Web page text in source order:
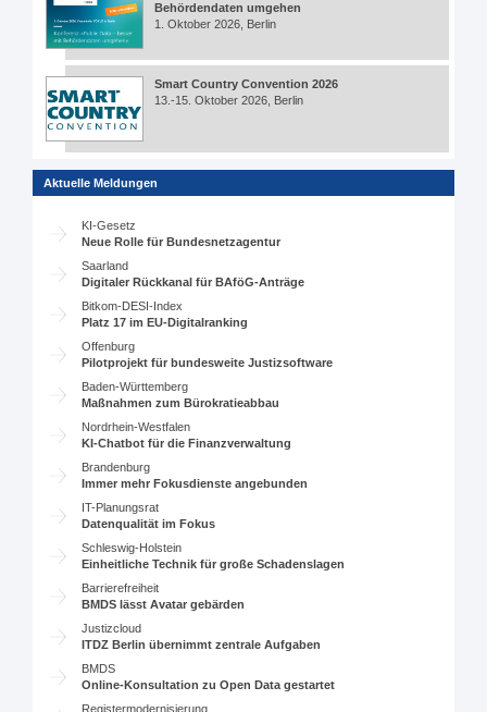
Behördendaten umgehen
1. Oktober 2026, Berlin
Smart Country Convention 2026
13.-15. Oktober 2026, Berlin
Aktuelle Meldungen
KI-Gesetz
Neue Rolle für Bundesnetzagentur
Saarland
Digitaler Rückkanal für BAföG-Anträge
Bitkom-DESI-Index
Platz 17 im EU-Digitalranking
Offenburg
Pilotprojekt für bundesweite Justizsoftware
Baden-Württemberg
Maßnahmen zum Bürokratieabbau
Nordrhein-Westfalen
KI-Chatbot für die Finanzverwaltung
Brandenburg
Immer mehr Fokusdienste angebunden
IT-Planungsrat
Datenqualität im Fokus
Schleswig-Holstein
Einheitliche Technik für große Schadenslagen
Barrierefreiheit
BMDS lässt Avatar gebärden
Justizcloud
ITDZ Berlin übernimmt zentrale Aufgaben
BMDS
Online-Konsultation zu Open Data gestartet
Registermodernisierung